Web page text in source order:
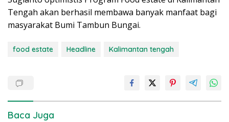
Tengah akan berhasil membawa banyak manfaat bagi
masyarakat Bumi Tambun Bungai.
food estate Headline Kalimantan tengah
Baca Juga